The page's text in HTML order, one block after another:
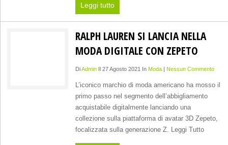
Leggi tutto
RALPH LAUREN SI LANCIA NELLA
MODA DIGITALE CON ZEPETO
DiAdminIl 27 Agosto 2021 In Moda| Nessun Commento
L’iconico marchio di moda americano ha mosso il
primo passo nel segmento dell’abbigliamento
acquistabile digitalmente lanciando una
collezione sulla piattaforma di avatar 3D Zepeto,
focalizzata sulla generazione Z. Leggi Tutto